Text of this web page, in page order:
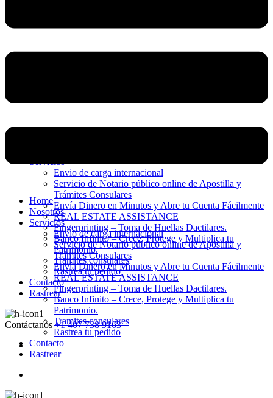
Envio de carga internacional
Servicio de Notario público online de Apostilla y
Trámites Consulares
Envía Dinero en Minutos y Abre tu Cuenta Fácilmente
REAL ESTATE ASSISTANCE
Fingerprinting – Toma de Huellas Dactilares.
Banco Infinito – Crece, Protege y Multiplica tu
Patrimonio.
Tramites consulares
Rastrea tu pedido
Contacto
Rastrear
Contáctanos +1 407 738 9163
Home
Nosotros
Servicios
Envio de carga internacional
Servicio de Notario público online de Apostilla y
Trámites Consulares
Envía Dinero en Minutos y Abre tu Cuenta Fácilmente
REAL ESTATE ASSISTANCE
Fingerprinting – Toma de Huellas Dactilares.
Banco Infinito – Crece, Protege y Multiplica tu
Patrimonio.
Tramites consulares
Rastrea tu pedido
Contacto
Rastrear